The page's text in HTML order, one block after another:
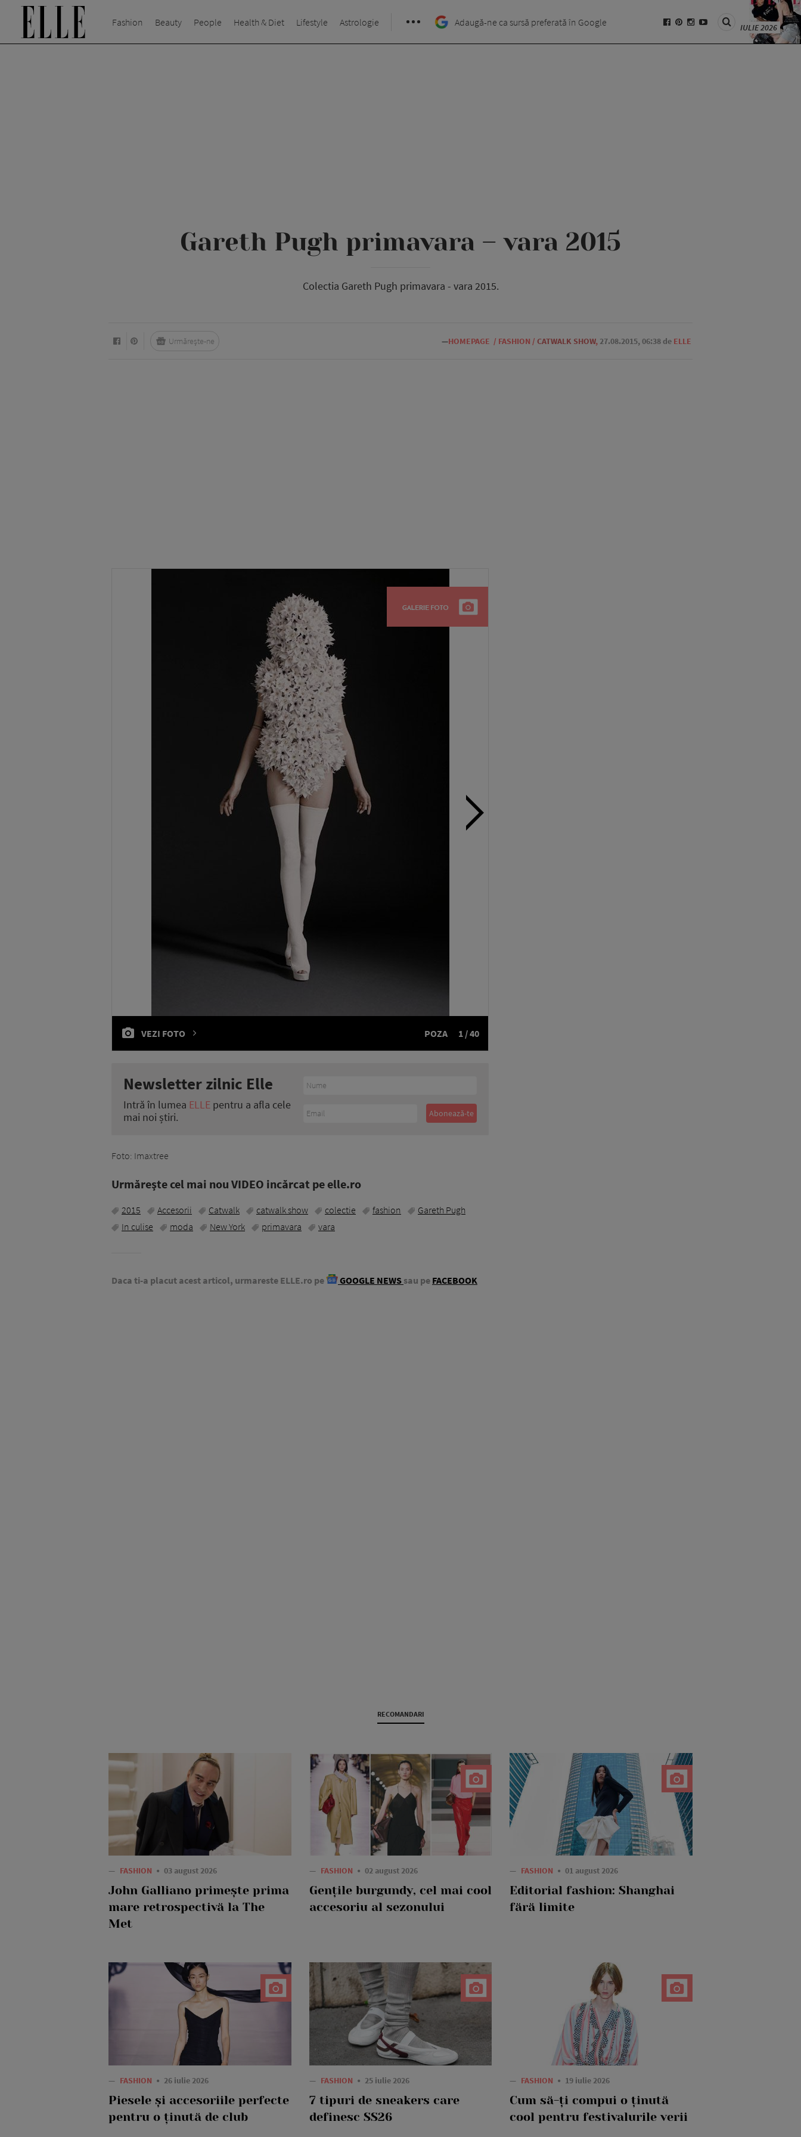
Fashion Beauty People Health & Diet Lifestyle Astrologie Adaugă-ne ca sursă preferată în Google IULIE 2026
Gareth Pugh primavara – vara 2015
Colectia Gareth Pugh primavara - vara 2015.
—HOMEPAGE / FASHION / CATWALK SHOW, 27.08.2015, 06:38 de ELLE
Urmărește-ne
VEZI FOTO POZA 1 / 40
Newsletter zilnic Elle
Intră în lumea ELLE pentru a afla cele
mai noi știri.
Foto: Imaxtree
Urmăreşte cel mai nou VIDEO incărcat pe elle.ro
2015 Accesorii Catwalk catwalk show colectie fashion
Gareth Pugh
In culise
moda New York primavara vara
Daca ti-a placut acest articol, urmareste ELLE.ro pe GOOGLE NEWS sau pe FACEBOOK
RECOMANDARI
— FASHION 03 august 2026
John Galliano primește prima
mare retrospectivă la The
Met
— FASHION 02 august 2026
Gențile burgundy, cel mai cool
accesoriu al sezonului
— FASHION 01 august 2026
Editorial fashion: Shanghai
fără limite
— FASHION 26 iulie 2026
Piesele și accesoriile perfecte
pentru o ținută de club
— FASHION 25 iulie 2026
7 tipuri de sneakers care
definesc SS26
— FASHION 19 iulie 2026
Cum să-ți compui o ținută
cool pentru festivalurile verii